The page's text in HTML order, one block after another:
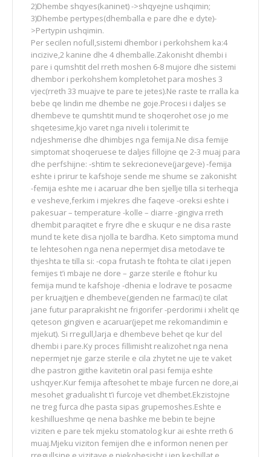
2)Dhembe shqyes(kaninet) ->shqyejne ushqimin;
3)Dhembe pertypes(dhemballa e pare dhe e dyte)-
>Pertypin ushqimin.
Per secilen nofull,sistemi dhembor i perkohshem ka:4
incizive,2 kanine dhe 4 dhemballe.Zakonisht dhembi i
pare i qumshtit del rreth moshen 6-8 mujore dhe sistemi
dhembor i perkohshem kompletohet para moshes 3
vjec(rreth 33 muajve te pare te jetes).Ne raste te rralla ka
bebe qe lindin me dhembe ne goje.Procesi i daljes se
dhembeve te qumshtit mund te shoqerohet ose jo me
shqetesime,kjo varet nga niveli i tolerimit te
ndjeshmerise dhe dhimbjes nga femija.Ne disa femije
simptomat shoqeruese te daljes fillojne qe 2-3 muaj para
dhe perfshijne: -shtim te sekrecioneve(jargeve) -femija
eshte i prirur te kafshoje sende me shume se zakonisht
-femija eshte me i acaruar dhe ben sjellje tilla si terheqja
e vesheve,ferkim i mjekres dhe faqeve -oreksi eshte i
pakesuar – temperature -kolle – diarre -gingiva rreth
dhembit paraqitet e fryre dhe e skuqur e ne disa raste
mund te kete disa njolla te bardha. Keto simptoma mund
te lehtesohen nga nena nepermjet disa metodave te
thjeshta te tilla si: -copa frutash te ftohta te cilat i jepen
femijes t’i mbaje ne dore – garze sterile e ftohur ku
femija mund te kafshoje -dhenia e lodrave te posacme
per kruajtjen e dhembeve(gjenden ne farmaci) te cilat
jane futur paraprakisht ne frigorifer -perdorimi i xhelit qe
qeteson gingiven e acaruar(jepet me rekomandimin e
mjekut). Si rregull,larja e dhembeve behet qe kur del
dhembi i pare.Ky proces fillimisht realizohet nga nena
nepermjet nje garze sterile e cila zhytet ne uje te vaket
dhe pastron gjithe kavitetin oral pasi femija eshte
ushqyer.Kur femija aftesohet te mbaje furcen ne dore,ai
mesohet gradualisht t’i furcoje vet dhembet.Ekzistojne
ne treg furca dhe pasta sipas grupemoshes.Eshte e
keshillueshme qe nena bashke me bebin te bejne
viziten e pare tek mjeku stomatolog kur ai eshte rreth 6
muaj.Mjeku viziton femijen dhe e informon nenen per